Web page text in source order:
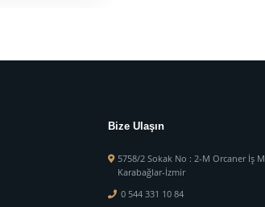
Bize Ulaşın
5758/2 Sokak No : 2-M Orcaner İş
Karabağlar-İzmir
0 544 331 10 84